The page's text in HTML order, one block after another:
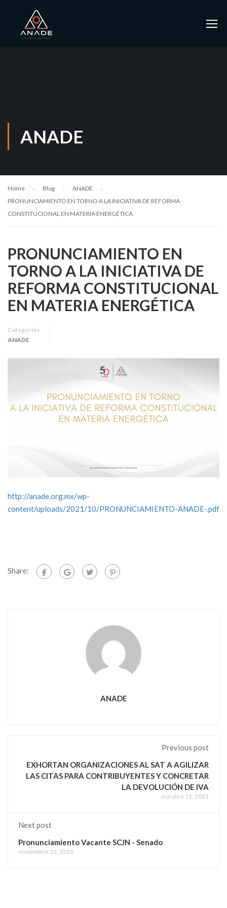
ANADE
Home Blog
ANADE
PRONUNCIAMIENTO EN TORNO A LA INICIATIVA DE REFORMA
CONSTITUCIONAL EN MATERIA ENERGÉTICA
PRONUNCIAMIENTO EN
TORNO A LA INICIATIVA DE
REFORMA CONSTITUCIONAL
EN MATERIA ENERGÉTICA
Categories
ANADE
http://anade.org.mx/wp-
content/uploads/2021/10/PRONUNCIAMIENTO-ANADE-.pdf
Share:
ANADE
Previous post
EXHORTAN ORGANIZACIONES AL SAT A AGILIZAR
LAS CITAS PARA CONTRIBUYENTES Y CONCRETAR
LA DEVOLUCIÓN DE IVA
octubre 11, 2021
Next post
Pronunciamiento Vacante SCJN - Senado
noviembre 22, 2021